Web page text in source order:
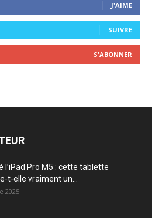
J'AIME
SUIVRE
S'ABONNER
l’iPad Pro M5 : cette tablette
t-elle vraiment un...
2025